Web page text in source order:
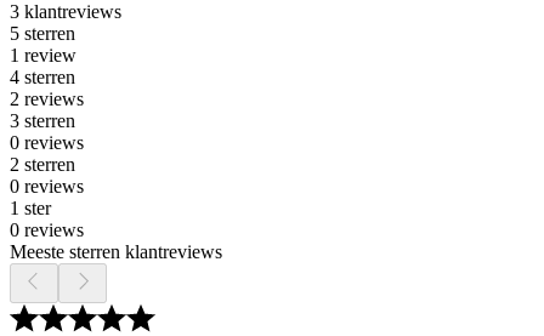
3 klantreviews
5 sterren
1 review
4 sterren
2 reviews
3 sterren
0 reviews
2 sterren
0 reviews
1 ster
0 reviews
Meeste sterren klantreviews